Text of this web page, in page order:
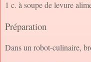
1 c. à soupe de levure
Préparation
Dans un robot-culinaire,